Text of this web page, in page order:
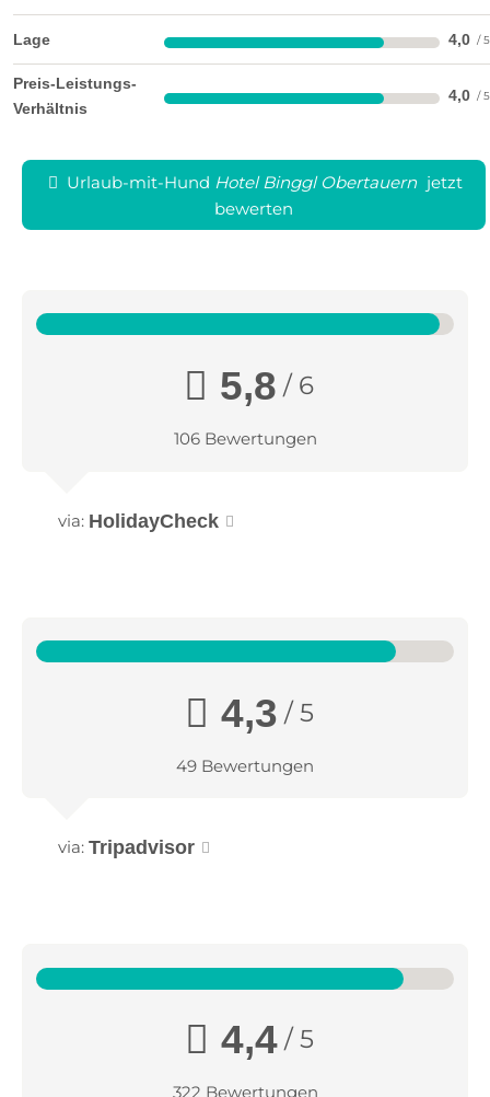
Johanneswasserfall
Mit dem Wanderbus zur Felseralm, weiter zum
beeindruckenden Johanneswasserfall, unter dem
zum "Alles Alm Weg" und mit dem Wanderbus
Lage 4,0
Preis-Leistungs-
Verhältnis
4,0
Urlaub-mit-Hund Hotel Binggl Obertauern jetzt
bewerten
5,8 / 6
106 Bewertungen
via: HolidayCheck
4,3 / 5
49 Bewertungen
via: Tripadvisor
4,4/ 5
322 Bewertungen